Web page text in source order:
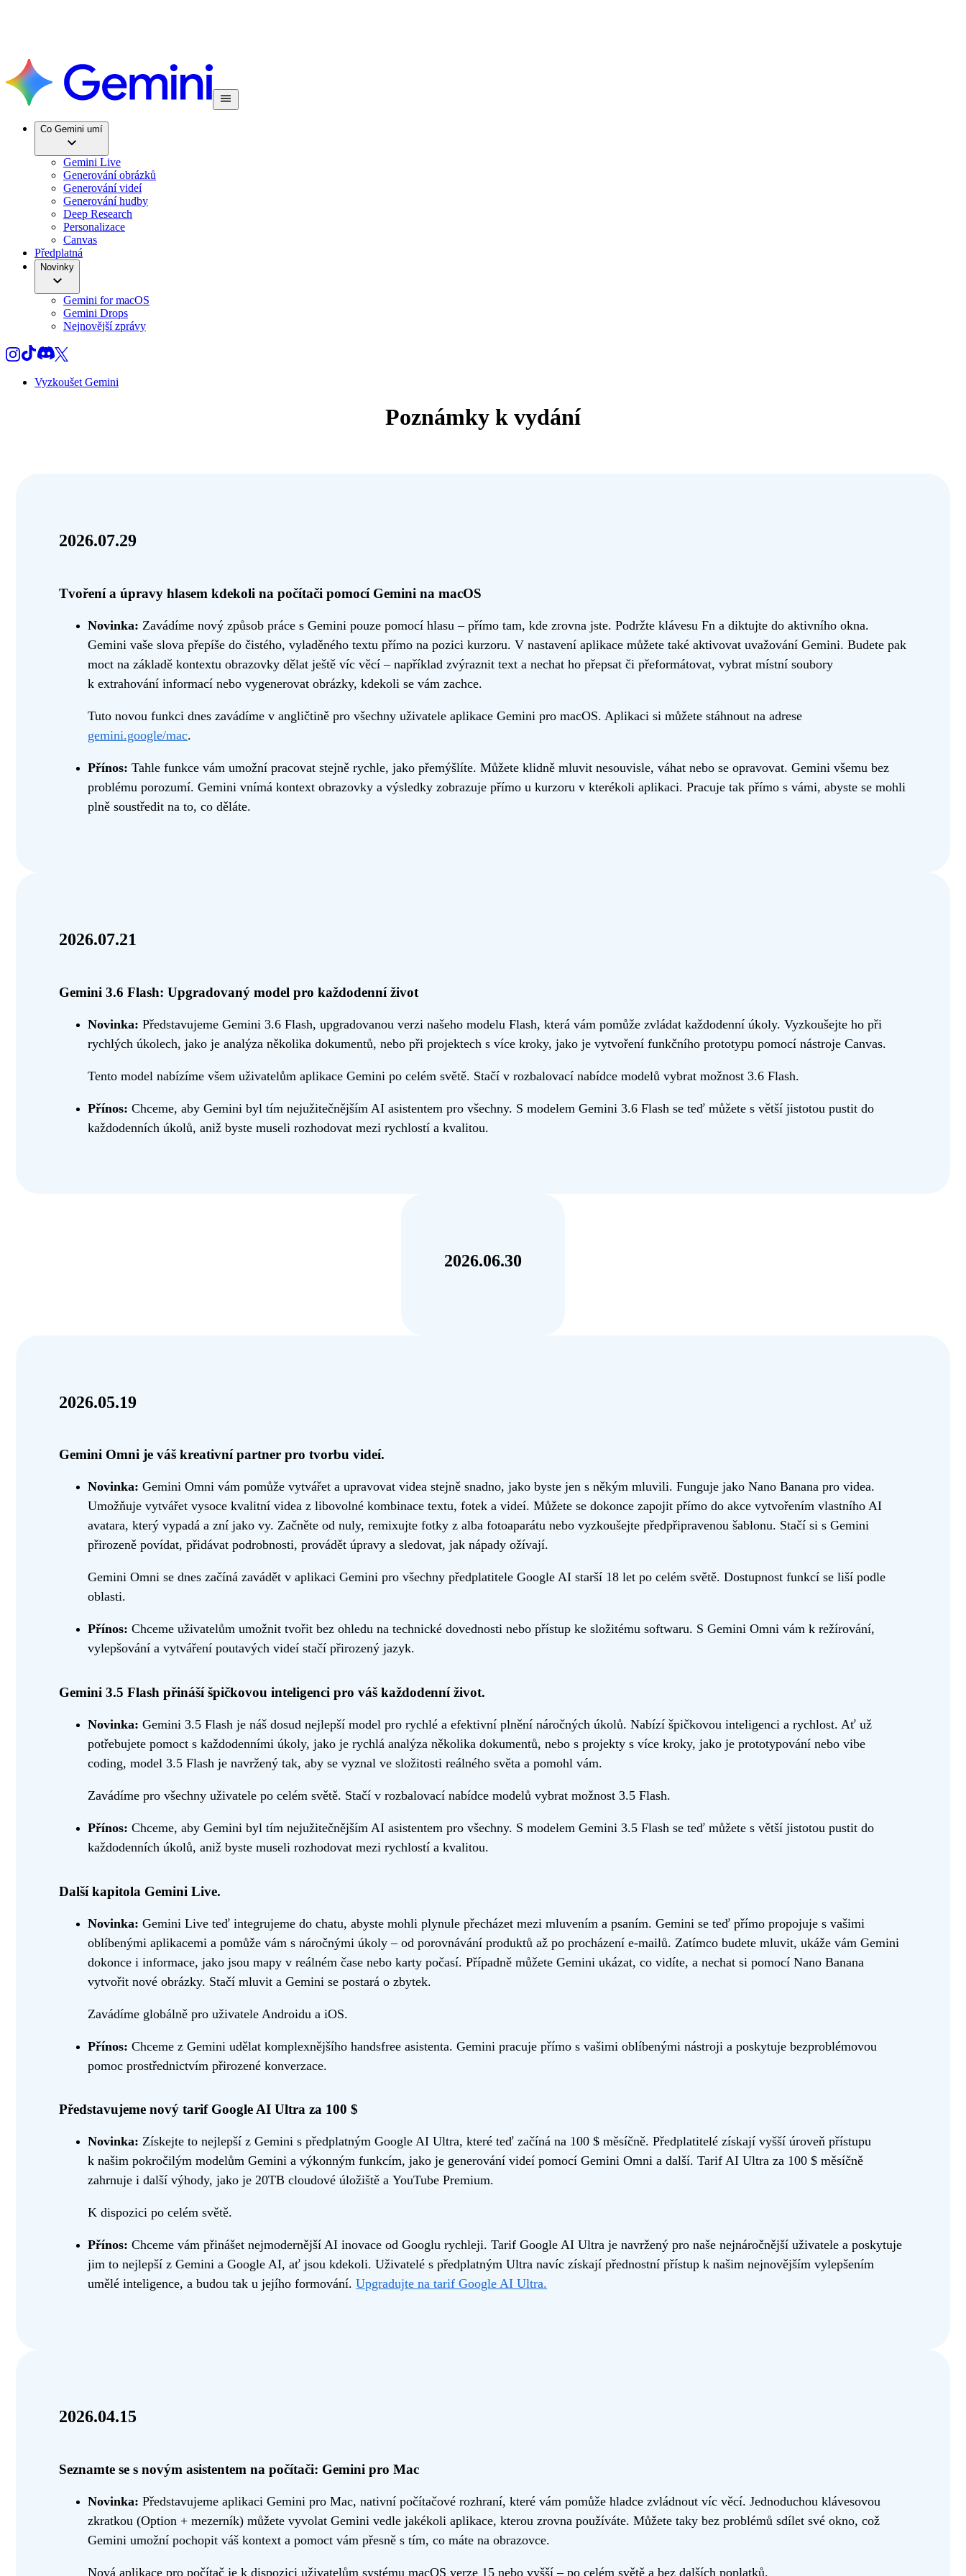
Co Gemini umí
Gemini Live
Generování obrázků
Generování videí
Generování hudby
Deep Research
Personalizace
Canvas
Předplatná
Novinky
Gemini for macOS
Gemini Drops
Nejnovější zprávy
Vyzkoušet Gemini
Poznámky k vydání
2026.07.29
Tvoření a úpravy hlasem kdekoli na počítači pomocí Gemini na macOS
Novinka: Zavádíme nový způsob práce s Gemini pouze pomocí hlasu – přímo tam, kde zrovna jste. Podržte klávesu Fn a diktujte do aktivního okna.
Gemini vaše slova přepíše do čistého, vyladěného textu přímo na pozici kurzoru. V nastavení aplikace můžete také aktivovat uvažování Gemini. Budete pak
moct na základě kontextu obrazovky dělat ještě víc věcí – například zvýraznit text a nechat ho přepsat či přeformátovat, vybrat místní soubory
k extrahování informací nebo vygenerovat obrázky, kdekoli se vám zachce.
Tuto novou funkci dnes zavádíme v angličtině pro všechny uživatele aplikace Gemini pro macOS. Aplikaci si můžete stáhnout na adrese
gemini.google/mac.
Přínos: Tahle funkce vám umožní pracovat stejně rychle, jako přemýšlíte. Můžete klidně mluvit nesouvisle, váhat nebo se opravovat. Gemini všemu bez
problému porozumí. Gemini vnímá kontext obrazovky a výsledky zobrazuje přímo u kurzoru v kterékoli aplikaci. Pracuje tak přímo s vámi, abyste se mohli
plně soustředit na to, co děláte.
2026.07.21
Gemini 3.6 Flash: Upgradovaný model pro každodenní život
Novinka: Představujeme Gemini 3.6 Flash, upgradovanou verzi našeho modelu Flash, která vám pomůže zvládat každodenní úkoly. Vyzkoušejte ho při
rychlých úkolech, jako je analýza několika dokumentů, nebo při projektech s více kroky, jako je vytvoření funkčního prototypu pomocí nástroje Canvas.
Tento model nabízíme všem uživatelům aplikace Gemini po celém světě. Stačí v rozbalovací nabídce modelů vybrat možnost 3.6 Flash.
Přínos: Chceme, aby Gemini byl tím nejužitečnějším AI asistentem pro všechny. S modelem Gemini 3.6 Flash se teď můžete s větší jistotou pustit do
každodenních úkolů, aniž byste museli rozhodovat mezi rychlostí a kvalitou.
2026.06.30
2026.05.19
Gemini Omni je váš kreativní partner pro tvorbu videí.
Novinka: Gemini Omni vám pomůže vytvářet a upravovat videa stejně snadno, jako byste jen s někým mluvili. Funguje jako Nano Banana pro videa.
Umožňuje vytvářet vysoce kvalitní videa z libovolné kombinace textu, fotek a videí. Můžete se dokonce zapojit přímo do akce vytvořením vlastního AI
avatara, který vypadá a zní jako vy. Začněte od nuly, remixujte fotky z alba fotoaparátu nebo vyzkoušejte předpřipravenou šablonu. Stačí si s Gemini
přirozeně povídat, přidávat podrobnosti, provádět úpravy a sledovat, jak nápady ožívají.
Gemini Omni se dnes začíná zavádět v aplikaci Gemini pro všechny předplatitele Google AI starší 18 let po celém světě. Dostupnost funkcí se liší podle
oblasti.
Přínos: Chceme uživatelům umožnit tvořit bez ohledu na technické dovednosti nebo přístup ke složitému softwaru. S Gemini Omni vám k režírování,
vylepšování a vytváření poutavých videí stačí přirozený jazyk.
Gemini 3.5 Flash přináší špičkovou inteligenci pro váš každodenní život.
Novinka: Gemini 3.5 Flash je náš dosud nejlepší model pro rychlé a efektivní plnění náročných úkolů. Nabízí špičkovou inteligenci a rychlost. Ať už
potřebujete pomoct s každodenními úkoly, jako je rychlá analýza několika dokumentů, nebo s projekty s více kroky, jako je prototypování nebo vibe
coding, model 3.5 Flash je navržený tak, aby se vyznal ve složitosti reálného světa a pomohl vám.
Zavádíme pro všechny uživatele po celém světě. Stačí v rozbalovací nabídce modelů vybrat možnost 3.5 Flash.
Přínos: Chceme, aby Gemini byl tím nejužitečnějším AI asistentem pro všechny. S modelem Gemini 3.5 Flash se teď můžete s větší jistotou pustit do
každodenních úkolů, aniž byste museli rozhodovat mezi rychlostí a kvalitou.
Další kapitola Gemini Live.
Novinka: Gemini Live teď integrujeme do chatu, abyste mohli plynule přecházet mezi mluvením a psaním. Gemini se teď přímo propojuje s vašimi
oblíbenými aplikacemi a pomůže vám s náročnými úkoly – od porovnávání produktů až po procházení e‑mailů. Zatímco budete mluvit, ukáže vám Gemini
dokonce i informace, jako jsou mapy v reálném čase nebo karty počasí. Případně můžete Gemini ukázat, co vidíte, a nechat si pomocí Nano Banana
vytvořit nové obrázky. Stačí mluvit a Gemini se postará o zbytek.
Zavádíme globálně pro uživatele Androidu a iOS.
Přínos: Chceme z Gemini udělat komplexnějšího handsfree asistenta. Gemini pracuje přímo s vašimi oblíbenými nástroji a poskytuje bezproblémovou
pomoc prostřednictvím přirozené konverzace.
Představujeme nový tarif Google AI Ultra za 100 $
Novinka: Získejte to nejlepší z Gemini s předplatným Google AI Ultra, které teď začíná na 100 $ měsíčně. Předplatitelé získají vyšší úroveň přístupu
k našim pokročilým modelům Gemini a výkonným funkcím, jako je generování videí pomocí Gemini Omni a další. Tarif AI Ultra za 100 $ měsíčně
zahrnuje i další výhody, jako je 20TB cloudové úložiště a YouTube Premium.
K dispozici po celém světě.
Přínos: Chceme vám přinášet nejmodernější AI inovace od Googlu rychleji. Tarif Google AI Ultra je navržený pro naše nejnáročnější uživatele a poskytuje
jim to nejlepší z Gemini a Google AI, ať jsou kdekoli. Uživatelé s předplatným Ultra navíc získají přednostní přístup k našim nejnovějším vylepšením
umělé inteligence, a budou tak u jejího formování. Upgradujte na tarif Google AI Ultra.
2026.04.15
Seznamte se s novým asistentem na počítači: Gemini pro Mac
Novinka: Představujeme aplikaci Gemini pro Mac, nativní počítačové rozhraní, které vám pomůže hladce zvládnout víc věcí. Jednoduchou klávesovou
zkratkou (Option + mezerník) můžete vyvolat Gemini vedle jakékoli aplikace, kterou zrovna používáte. Můžete taky bez problémů sdílet své okno, což
Gemini umožní pochopit váš kontext a pomoct vám přesně s tím, co máte na obrazovce.
Nová aplikace pro počítač je k dispozici uživatelům systému macOS verze 15 nebo vyšší – po celém světě a bez dalších poplatků.